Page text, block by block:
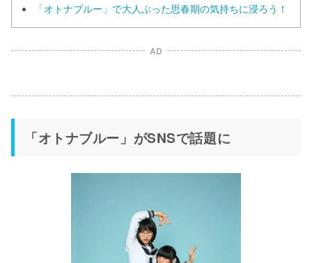
「オトナブルー」で大人ぶった思春期の気持ちに浸ろう！
AD
「オトナブルー」がSNSで話題に